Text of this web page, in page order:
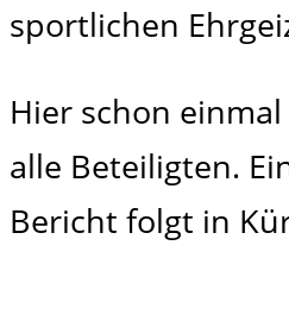
sportlichen
Hier schon
alle Beteiligten.
Bericht folgt in